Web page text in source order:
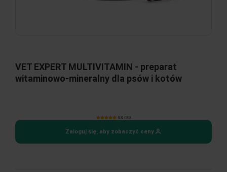
VET EXPERT MULTIVITAMIN - preparat
witaminowo-mineralny dla psów i kotów
5.0 (111)
Zaloguj się, aby zobaczyć ceny